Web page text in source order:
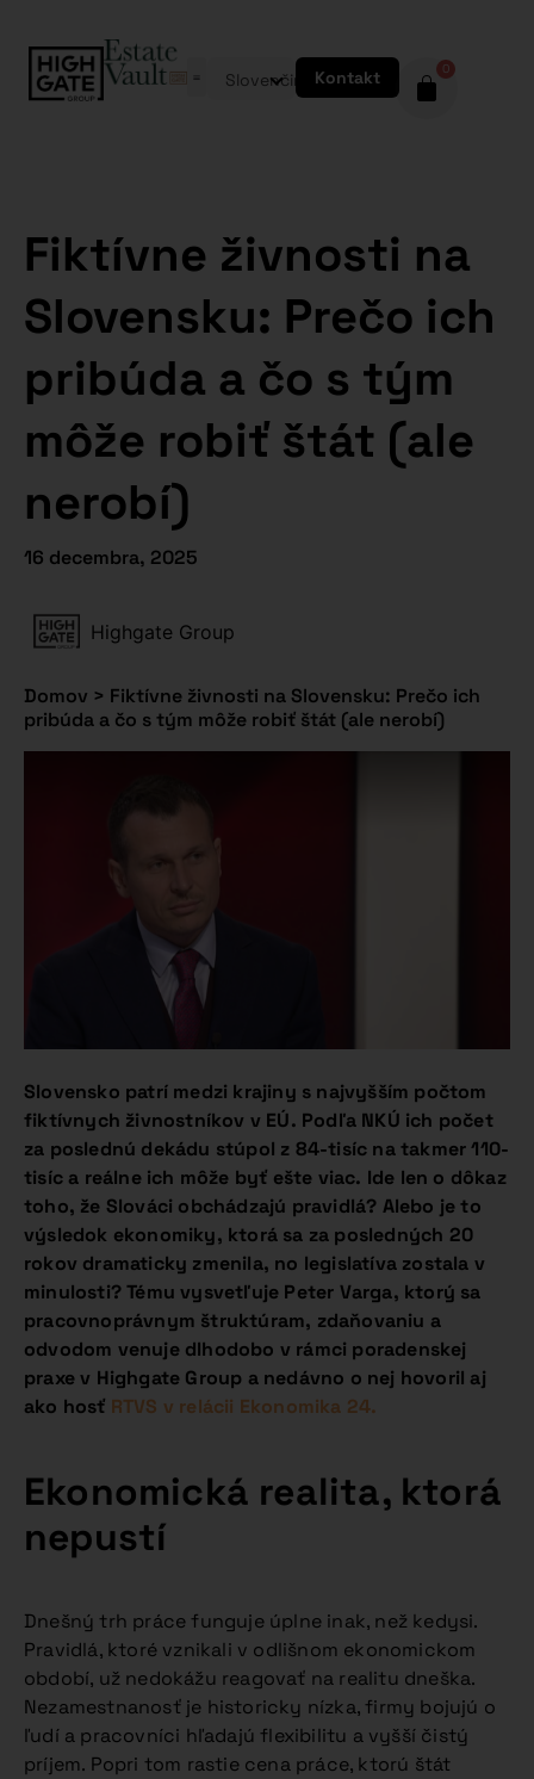
Slovenčina Kontakt 0
Fiktívne živnosti na
Slovensku: Prečo ich
pribúda a čo s tým
môže robiť štát (ale
nerobí)
16 decembra, 2025
Highgate Group
Domov > Fiktívne živnosti na Slovensku: Prečo ich
pribúda a čo s tým môže robiť štát (ale nerobí)
Slovensko patrí medzi krajiny s najvyšším počtom
fiktívnych živnostníkov v EÚ. Podľa NKÚ ich počet
za poslednú dekádu stúpol z 84-tisíc na takmer 110-
tisíc a reálne ich môže byť ešte viac. Ide len o dôkaz
toho, že Slováci obchádzajú pravidlá? Alebo je to
výsledok ekonomiky, ktorá sa za posledných 20
rokov dramaticky zmenila, no legislatíva zostala v
minulosti? Tému vysvetľuje Peter Varga, ktorý sa
pracovnoprávnym štruktúram, zdaňovaniu a
odvodom venuje dlhodobo v rámci poradenskej
praxe v Highgate Group a nedávno o nej hovoril aj
ako hosť RTVS v relácii Ekonomika 24.
Ekonomická realita, ktorá
nepustí
Dnešný trh práce funguje úplne inak, než kedysi.
Pravidlá, ktoré vznikali v odlišnom ekonomickom
období, už nedokážu reagovať na realitu dneška.
Nezamestnanosť je historicky nízka, firmy bojujú o
ľudí a pracovníci hľadajú flexibilitu a vyšší čistý
príjem. Popri tom rastie cena práce, ktorú štát